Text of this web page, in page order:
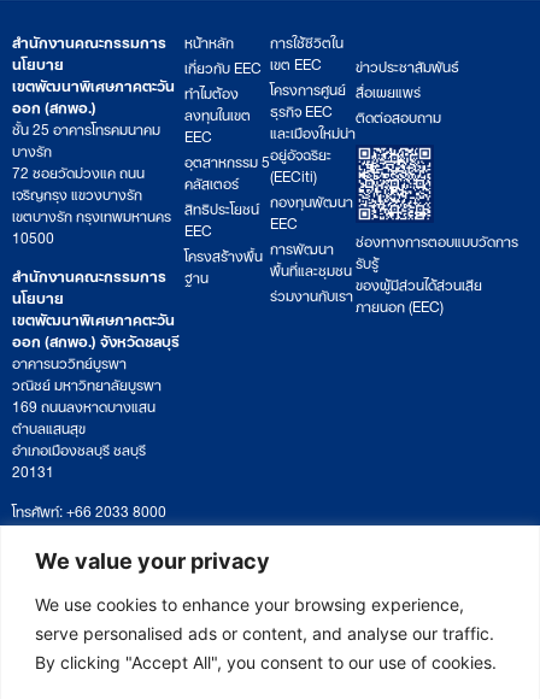
We value your privacy
We use cookies to enhance your browsing experience,
serve personalised ads or content, and analyse our traffic.
By clicking "Accept All", you consent to our use of cookies.
สำนักงานคณะกรรมการ
นโยบาย
เขตพัฒนาพิเศษภาคตะวัน
ออก (สกพอ.)
ชั้น 25 อาคารโทรคมนาคม
บางรัก
72 ซอยวัดม่วงแค ถนน
เจริญกรุง แขวงบางรัก
เขตบางรัก กรุงเทพมหานคร
10500
สำนักงานคณะกรรมการ
นโยบาย
เขตพัฒนาพิเศษภาคตะวัน
ออก (สกพอ.) จังหวัดชลบุรี
อาคารนววิทย์บูรพา
วณิชย์ มหาวิทยาลัยบูรพา
169 ถนนลงหาดบางแสน
ตำบลแสนสุข
อำเภอเมืองชลบุรี ชลบุรี
20131
โทรศัพท์: +66 2033 8000
เวลาทำการ: จันทร์ – ศุกร์
09:00 – 17:00 น.
ติดตามหนังสือหรือยื่นเอกสาร
saraban@eeco.or.th
หน้าหลัก
เกี่ยวกับ EEC
ทำไมต้อง
ลงทุนในเขต
EEC
อุตสาหกรรม 5
คลัสเตอร์
สิทธิประโยชน์
EEC
โครงสร้างพื้น
ฐาน
การใช้ชีวิตใน
เขต EEC
โครงการศูนย์
ธุรกิจ EEC
และเมืองใหม่น่า
อยู่อัจฉริยะ
(EECiti)
กองทุนพัฒนา
EEC
การพัฒนา
พื้นที่และชุมชน
ร่วมงานกับเรา
ข่าวประชาสัมพันธ์
สื่อเผยแพร่
ติดต่อสอบถาม
ช่องทางการตอบแบบวัดการ
รับรู้
ของผู้มีส่วนได้ส่วนเสีย
ภายนอก (EEC)